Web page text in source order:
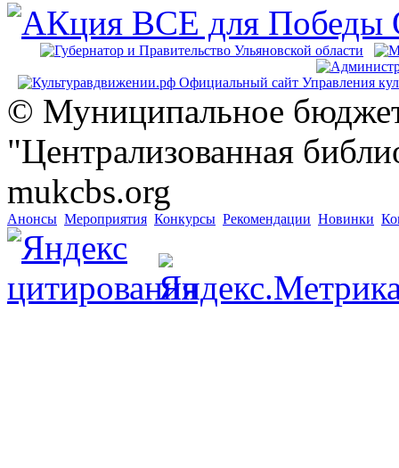
© Муниципальное
"Централизованная
mukcbs.org
Анонсы Мероприятия Конкурсы Рекомендации Новинки